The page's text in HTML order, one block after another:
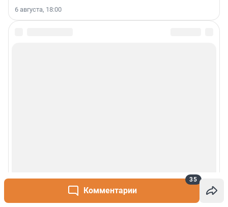
Комментарии
35
6 августа, 18:00